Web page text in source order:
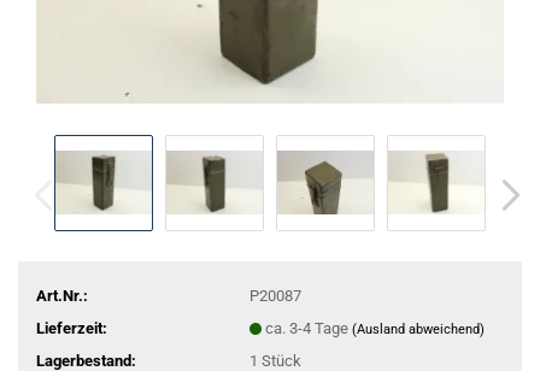
Art.Nr.:
P20087
Lieferzeit:
ca. 3-4 Tage (Ausland abweichend)
Lagerbestand: 1 Stück